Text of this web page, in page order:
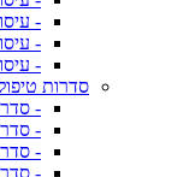
-
-
-
סדרות
-
-
-
-